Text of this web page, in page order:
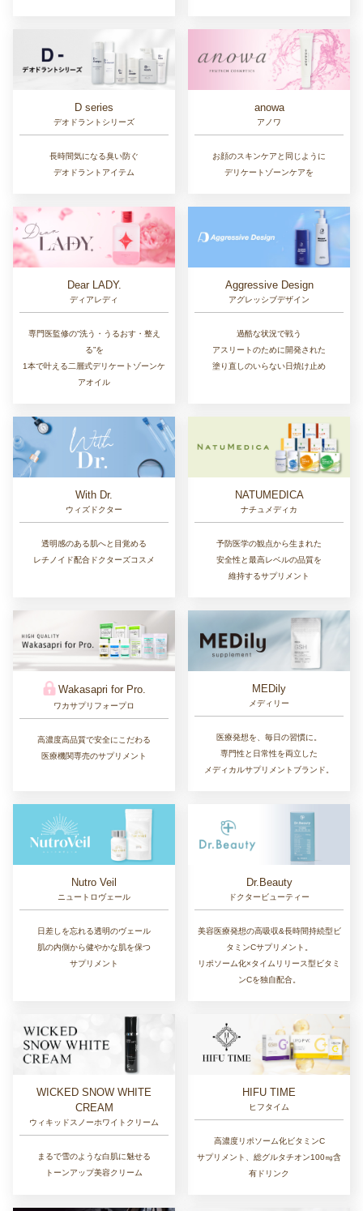
D series
デオドラントシリーズ
長時間気になる臭い防ぐ
デオドラントアイテム
anowa
アノワ
お顔のスキンケアと同じように
デリケートゾーンケアを
Dear LADY.
ディアレディ
専門医監修の“洗う・うるおす・整え
る”を
1本で叶える二層式デリケートゾーンケ
アオイル
Aggressive Design
アグレッシブデザイン
過酷な状況で戦う
アスリートのために開発された
塗り直しのいらない日焼け止め
With Dr.
ウィズドクター
透明感のある肌へと目覚める
レチノイド配合ドクターズコスメ
NATUMEDICA
ナチュメディカ
予防医学の観点から生まれた
安全性と最高レベルの品質を
維持するサプリメント
Wakasapri for Pro.
ワカサプリフォープロ
高濃度高品質で安全にこだわる
医療機関専売のサプリメント
MEDily
メディリー
医療発想を、毎日の習慣に。
専門性と日常性を両立した
メディカルサプリメントブランド。
Nutro Veil
ニュートロヴェール
日差しを忘れる透明のヴェール
肌の内側から健やかな肌を保つ
サプリメント
Dr.Beauty
ドクタービューティー
美容医療発想の高吸収&長時間持続型ビ
タミンCサプリメント。
リポソーム化×タイムリリース型ビタミ
ンCを独自配合。
WICKED SNOW WHITE
CREAM
ウィキッドスノーホワイトクリーム
まるで雪のような白肌に魅せる
トーンアップ美容クリーム
HIFU TIME
ヒフタイム
高濃度リポソーム化ビタミンC
サプリメント、総グルタチオン100㎎含
有ドリンク